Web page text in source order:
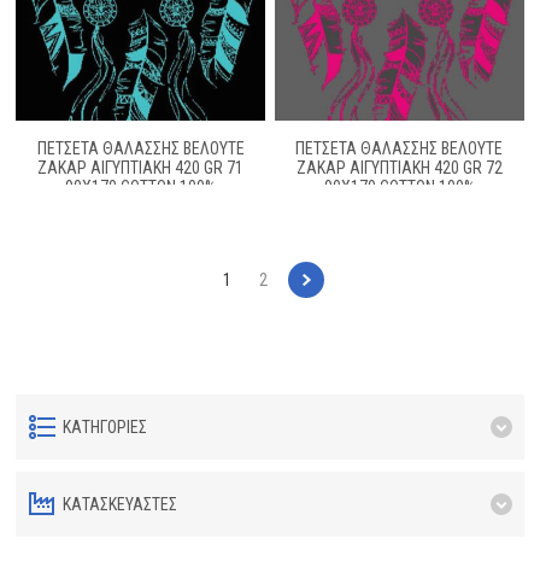
ΠΕΤΣΕΤΑ ΘΑΛΑΣΣΗΣ ΒΕΛΟΥΤΕ
ΖΑΚΆΡ ΑΙΓΥΠΤΙΑΚΉ 420 GR 71
90X170 COTTON 100%
ΠΕΤΣΕΤΑ ΘΑΛΑΣΣΗΣ ΒΕΛΟΥΤΕ
ΖΑΚΆΡ ΑΙΓΥΠΤΙΑΚΉ 420 GR 72
90X170 COTTON 100%
1 2
ΚΑΤΗΓΟΡΊΕΣ
ΚΑΤΑΣΚΕΥΑΣΤΈΣ